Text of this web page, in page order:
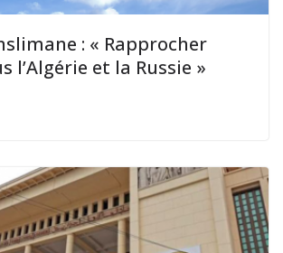
: « Rapprocher
l’Algérie et la Russie »